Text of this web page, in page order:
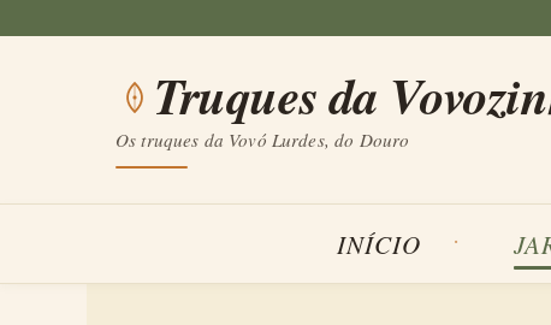
conteúdo
Truques da
Os truques da Vovó Lurdes, do Douro
INÍCIO